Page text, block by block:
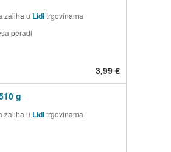
zaliha u Lidltrgovinama
peradi
3,99 €
g
zaliha u Lidltrgovinama